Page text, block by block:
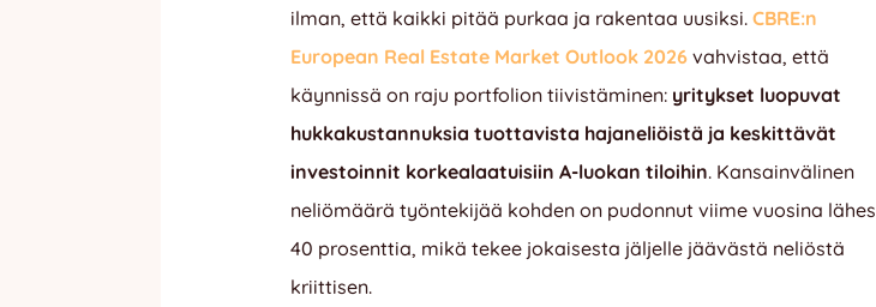
ilman, että kaikki pitää purkaa ja rakentaa uusiksi. CBRE:n
European Real Estate Market Outlook 2026 vahvistaa, että
käynnissä on raju portfolion tiivistäminen: yritykset luopuvat
hukkakustannuksia tuottavista hajaneliöistä ja keskittävät
investoinnit korkealaatuisiin A-luokan tiloihin. Kansainvälinen
neliömäärä työntekijää kohden on pudonnut viime vuosina lähes
40 prosenttia, mikä tekee jokaisesta jäljelle jäävästä neliöstä
kriittisen.